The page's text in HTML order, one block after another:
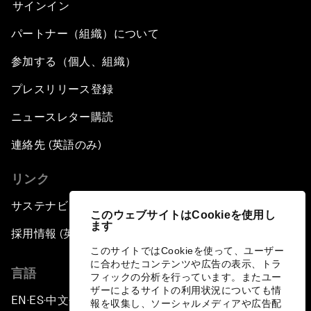
このウェブサイトはCookieを使用し
ます
このサイトではCookieを使って、ユーザー
に合わせたコンテンツや広告の表示、トラ
フィックの分析を行っています。またユー
ザーによるサイトの利用状況についても情
報を収集し、ソーシャルメディアや広告配
サインイン
パートナー（組織）について
参加する（個人、組織）
プレスリリース登録
ニュースレター購読
連絡先 (英語のみ)
リンク
サステナビリティへの取り組み
採用情報 (英語のみ)
言語
EN ▪ES▪中文▪ 日本語